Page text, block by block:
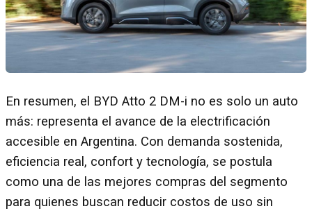
En resumen, el BYD Atto 2 DM-i no es solo un auto
más: representa el avance de la electrificación
accesible en Argentina. Con demanda sostenida,
eficiencia real, confort y tecnología, se postula
como una de las mejores compras del segmento
para quienes buscan reducir costos de uso sin